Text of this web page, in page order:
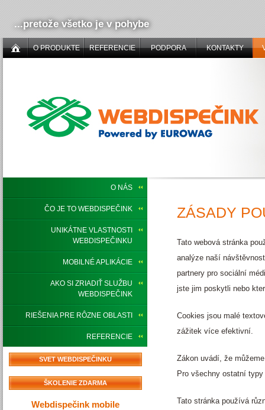
...pretože všetko je v pohybe
O PRODUKTE REFERENCIE PODPORA KONTAKTY
O NÁS
ČO JE TO WEBDISPEČINK
UNIKÁTNE VLASTNOSTI
WEBDISPEČINKU
MOBILNÉ APLIKÁCIE
AKO SI ZRIADIŤ SLUŽBU
WEBDISPEČINK
RIEŠENIA PRE RÔZNE OBLASTI
REFERENCIE
SVET WEBDISPEČINKU
ŠKOLENIE ZDARMA
Webdispečink mobile
ZÁSADY
Tato webová stránka
analýze naší
partnery pro sociální
jste jim poskytli nebo
Cookies jsou malé
zážitek více efektivní.
Zákon uvádí, že
Pro všechny ostatní
Tato stránka používá